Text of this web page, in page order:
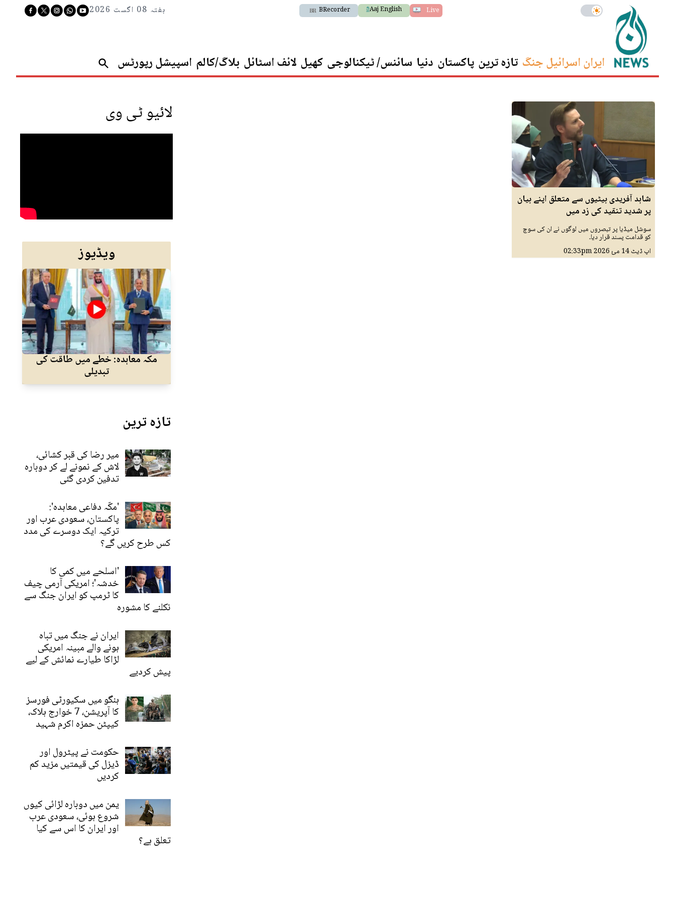
Live
Aaj English
BRecorder ہفتہ 08 اگست 2026
ایران اسرائیل جنگ تازہ ترین پاکستان دنیا سائنس/ ٹیکنالوجی کھیل لائف اسٹائل بلاگ/کالم اسپیشل رپورٹس
شاہد آفریدی بیٹیوں سے متعلق اپنے بیان
پر شدید تنقید کی زد میں
سوشل میڈیا پر تبصروں میں لوگوں نے ان کی سوچ
کو قدامت پسند قرار دیا۔
اپ ڈیٹ14 مئ 2026 02:33pm
لائیو ٹی وی
ویڈیوز
مکہ معاہدہ: خطے میں طاقت کی
تبدیلی
تازہ ترین
میر رضا کی قبر کشائی،
لاش کے نمونے لے کر دوبارہ
تدفین کردی گئی
'مکّہ دفاعی معاہدہ':
پاکستان، سعودی عرب اور
ترکیہ ایک دوسرے کی مدد
کس طرح کریں گے؟
'اسلحے میں کمی کا
خدشہ'؛ امریکی آرمی چیف
کا ٹرمپ کو ایران جنگ سے
نکلنے کا مشورہ
ایران نے جنگ میں تباہ
ہونے والے مبینہ امریکی
لڑاکا طیارے نمائش کے لیے
پیش کردیے
ہنگو میں سکیورٹی فورسز
کا آپریشن، 7 خوارج ہلاک،
کیپٹن حمزہ اکرم شہید
حکومت نے پیٹرول اور
ڈیزل کی قیمتیں مزید کم
کردیں
یمن میں دوبارہ لڑائی کیوں
شروع ہوئی، سعودی عرب
اور ایران کا اس سے کیا
تعلق ہے؟